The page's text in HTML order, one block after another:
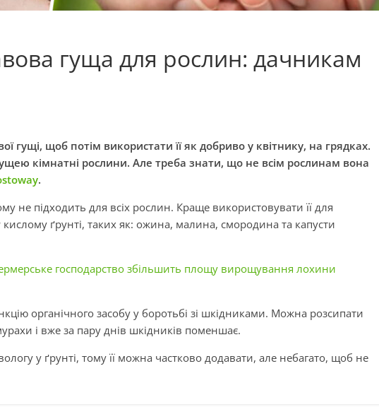
гуща для рослин: дачникам
гущі, щоб потім використати її як добриво у квітнику, на грядках.
кімнатні рослини. Але треба знати, що не всім рослинам вона
.
не підходить для всіх рослин. Краще використовувати її для
ґрунті, таких як: ожина, малина, смородина та капусти
господарство збільшить площу вирощування лохини
органічного засобу у боротьбі зі шкідниками. Можна розсипати
і вже за пару днів шкідників поменшає.
у ґрунті, тому її можна частково додавати, але небагато, щоб не